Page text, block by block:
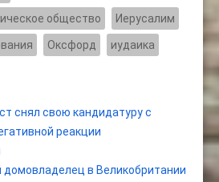
общество Иерусалим
Оксфорд иудаика
снял свою кандидатуру с
реакции
в Великобритании